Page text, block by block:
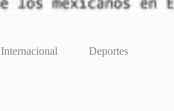
Internacional Deportes